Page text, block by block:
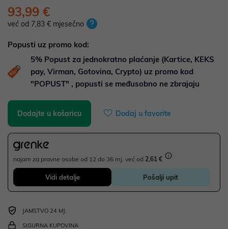
93,99 €
već od 7,83 € mjesečno
Popusti uz promo kod:
5% Popust za jednokratno plaćanje (Kartice, KEKS
pay, Virman, Gotovina, Crypto) uz promo kod
"POPUST" , popusti se međusobno ne zbrajaju
Dodajte u košaricu Dodaj u favorite
najam za pravne osobe od 12 do 36 mj. već od 2,61 €
Vidi detalje Pošalji upit
JAMSTVO 24 MJ.
SIGURNA KUPOVINA